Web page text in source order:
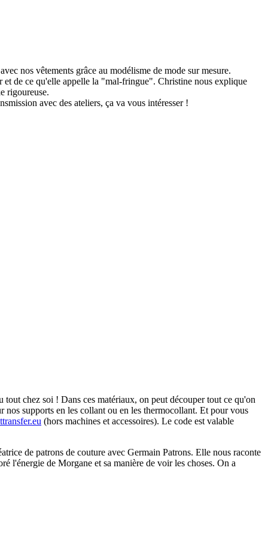
nos vêtements grâce au modélisme de mode sur mesure.
et de ce qu'elle appelle la "mal-fringue". Christine nous explique
rigoureuse.
avec des ateliers, ça va vous intéresser !
chez soi ! Dans ces matériaux, on peut découper tout ce qu'on
nos supports en les collant ou en les thermocollant. Et pour vous
(hors machines et accessoires). Le code est valable
de patrons de couture avec Germain Patrons. Elle nous raconte
l'énergie de Morgane et sa manière de voir les choses. On a